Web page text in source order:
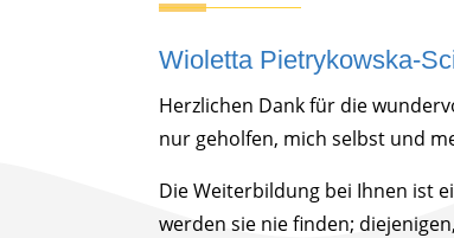
Wioletta Pietrykowska-
Herzlichen Dank für die
nur geholfen, mich selbst und
Die Weiterbildung bei Ihnen ist
werden sie nie finden;